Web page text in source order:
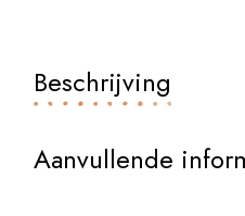
Beschrijving
Aanvullende